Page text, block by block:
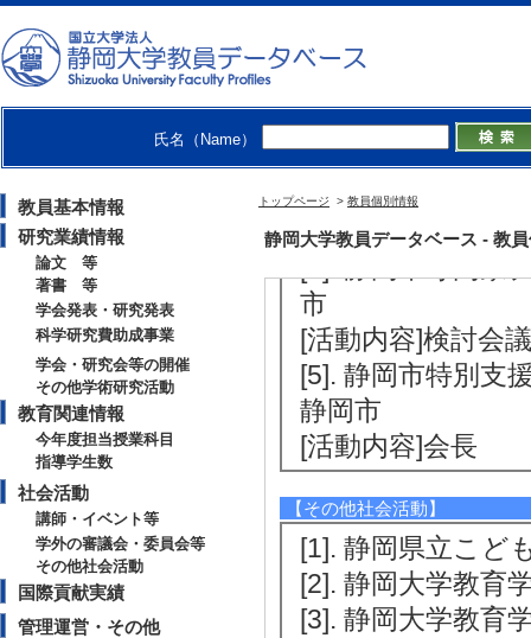
氏名（Name）
教員基本情報
研究業績情報
論文 等
著書 等
学会発表・研究発表
科学研究費助成事業
学会・研究会等の開催
その他学術研究活動
教育関連情報
今年度担当授業科目
指導学生数
社会活動
講師・イベント等
学外の審議会・委員会等
その他社会活動
国際貢献実績
管理運営・その他
トップページ > 教員個別情報
静岡大学教員データベース - 教
[2]. 静岡市特別支
[活動内容]会長
[3]. 放課後児童ク
体名] 静岡県
[活動内容]アドバ
市
[活動内容]検討会
[5]. 静岡市特別支
静岡市
[活動内容]会長
【その他社会活動】
[1]. 静岡県立こど
[2]. 静岡大学教育
[3]. 静岡大学教育